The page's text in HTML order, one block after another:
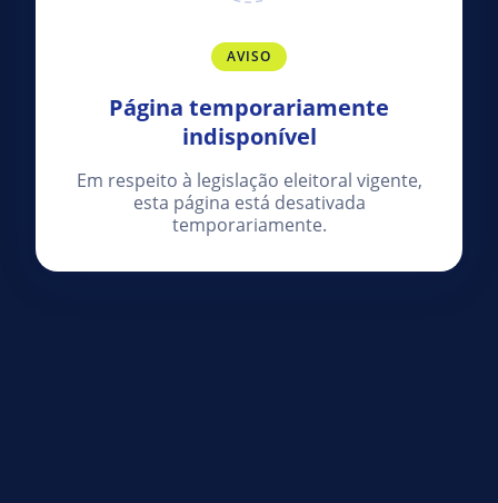
AVISO
Página temporariamente
indisponível
Em respeito à legislação eleitoral vigente,
esta página está desativada
temporariamente.